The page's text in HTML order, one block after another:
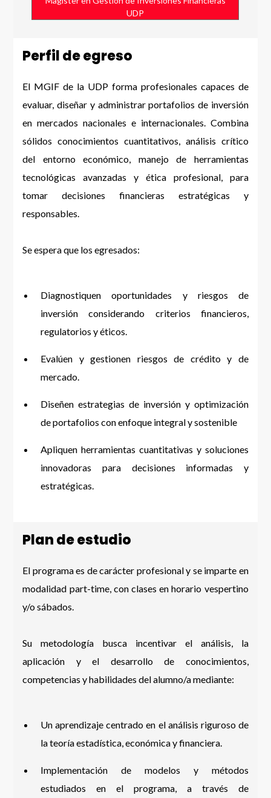
UDP
Perfil de egreso
El MGIF de la UDP forma profesionales capaces de
evaluar, diseñar y administrar portafolios de inversión
en mercados nacionales e internacionales. Combina
sólidos conocimientos cuantitativos, análisis crítico
del entorno económico, manejo de herramientas
tecnológicas avanzadas y ética profesional, para
tomar decisiones financieras estratégicas y
responsables.
Se espera que los egresados:
Diagnostiquen oportunidades y riesgos de
inversión considerando criterios financieros,
regulatorios y éticos.
Evalúen y gestionen riesgos de crédito y de
mercado.
Diseñen estrategias de inversión y optimización
de portafolios con enfoque integral y sostenible
Apliquen herramientas cuantitativas y soluciones
innovadoras para decisiones informadas y
estratégicas.
Plan de estudio
El programa es de carácter profesional y se imparte en
modalidad part-time, con clases en horario vespertino
y/o sábados.
Su metodología busca incentivar el análisis, la
aplicación y el desarrollo de conocimientos,
competencias y habilidades del alumno/a mediante:
Un aprendizaje centrado en el análisis riguroso de
la teoría estadística, económica y financiera.
Implementación de modelos y métodos
estudiados en el programa, a través de